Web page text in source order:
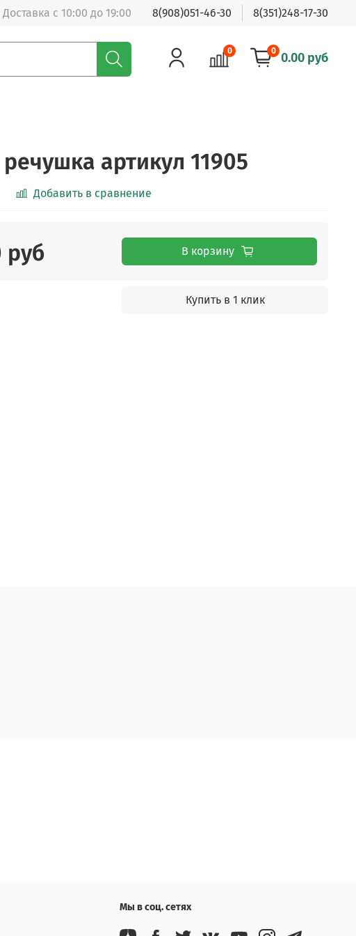
Доставка с 10:00 до 19:00 8(908)051-46-30 8(351)248-17-30
0 0 0.00 руб
артикул 11905
Добавить в сравнение
руб В корзину
Купить в 1 клик
Мы в соц. сетях